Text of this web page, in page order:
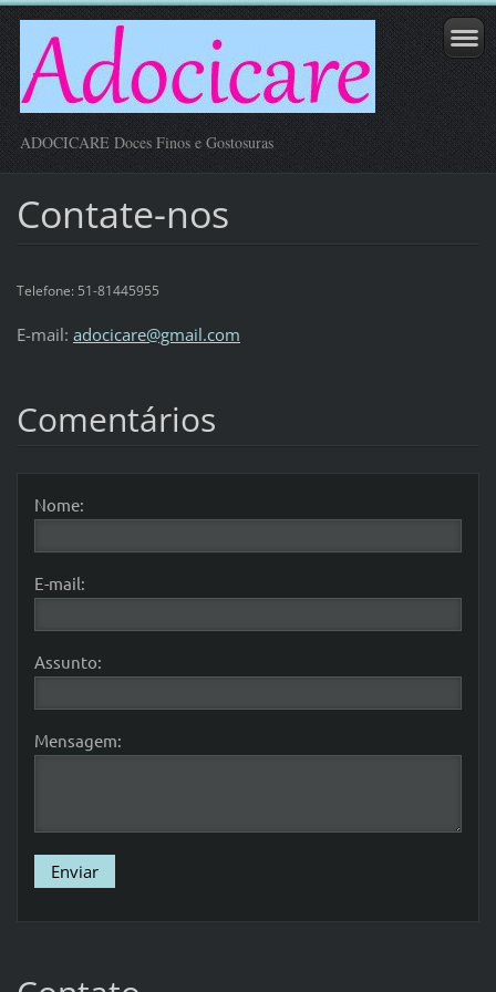
ADOCICARE Doces Finos e Gostosuras
Contate-nos
Telefone: 51-81445955
E-mail: adocicare@gmail.com
Comentários
Nome:
E-mail:
Assunto:
Mensagem: